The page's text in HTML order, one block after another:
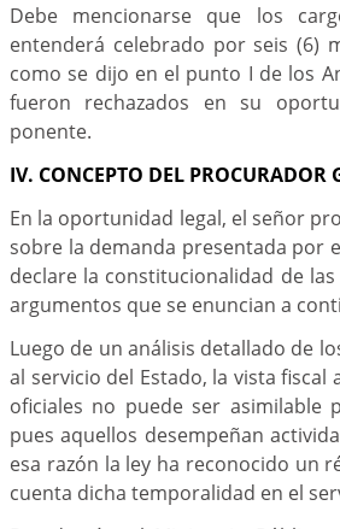
Debe mencionarse que los
entenderá celebrado por seis (6)
como se dijo en el punto I de los
fueron rechazados en su
ponente.
IV. CONCEPTO DEL PROCURADOR
En la oportunidad legal, el señor
sobre la demanda presentada por
declare la constitucionalidad de
argumentos que se enuncian a
Luego de un análisis detallado de
al servicio del Estado, la vista
oficiales no puede ser asimilable
pues aquellos desempeñan
esa razón la ley ha reconocido un
cuenta dicha temporalidad en el